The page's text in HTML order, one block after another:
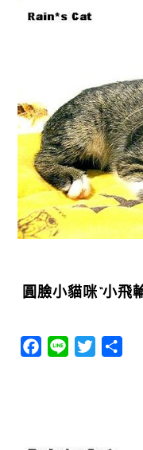
圓臉小貓咪“小飛
Facebook
Line Twitter